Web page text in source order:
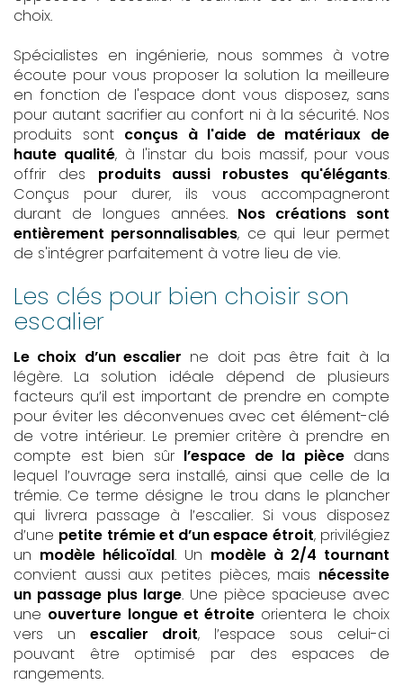
choix.
Spécialistes en ingénierie, nous sommes à votre
écoute pour vous proposer la solution la meilleure
en fonction de l'espace dont vous disposez, sans
pour autant sacrifier au confort ni à la sécurité. Nos
produits sont conçus à l'aide de matériaux de
haute qualité, à l'instar du bois massif, pour vous
offrir des produits aussi robustes qu'élégants.
Conçus pour durer, ils vous accompagneront
durant de longues années. Nos créations sont
entièrement personnalisables, ce qui leur permet
de s'intégrer parfaitement à votre lieu de vie.
Les clés pour bien choisir son
escalier
Le choix d’un escalier ne doit pas être fait à la
légère. La solution idéale dépend de plusieurs
facteurs qu’il est important de prendre en compte
pour éviter les déconvenues avec cet élément-clé
de votre intérieur. Le premier critère à prendre en
compte est bien sûr l’espace de la piècedans
lequel l’ouvrage sera installé, ainsi que celle de la
trémie. Ce terme désigne le trou dans le plancher
qui livrera passage à l’escalier. Si vous disposez
d’une petite trémie et d’un espace étroit, privilégiez
un modèle hélicoïdal. Un modèle à 2/4 tournant
convient aussi aux petites pièces, mais nécessite
un passage plus large. Une pièce spacieuse avec
une ouverture longue et étroite orientera le choix
vers un escalier droit, l’espace sous celui-ci
pouvant être optimisé par des espaces de
rangements.